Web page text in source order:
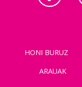
HONI BURUZ
ARAUAK